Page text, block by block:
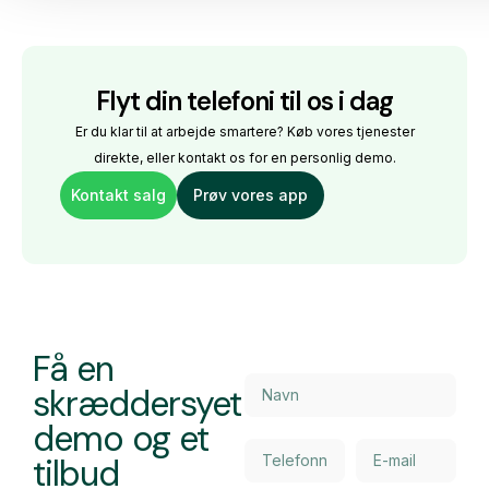
Flyt din telefoni til os i dag
Er du klar til at arbejde smartere? Køb vores tjenester
direkte, eller kontakt os for en personlig demo.
Kontakt salg Prøv vores app
Få en
skræddersyet
demo og et
tilbud